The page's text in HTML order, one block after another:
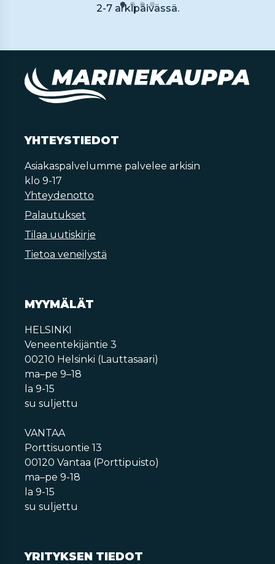
2-7 arkipäivässä.
YHTEYSTIEDOT
Asiakaspalvelumme palvelee arkisin
klo 9-17
Yhteydenotto
Palautukset
Tilaa uutiskirje
Tietoa veneilystä
MYYMÄLÄT
HELSINKI
Veneentekijäntie 3
00210 Helsinki (Lauttasaari)
ma–pe 9–18
la 9-15
su suljettu
VANTAA
Porttisuontie 13
00120 Vantaa (Porttipuisto)
ma–pe 9-18
la 9-15
su suljettu
YRITYKSEN TIEDOT